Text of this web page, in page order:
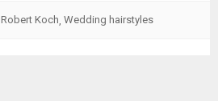
Robert Koch Wedding hairstyles